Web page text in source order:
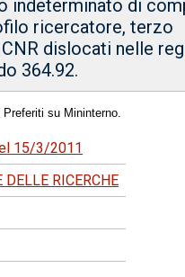
indeterminato di
ricercatore, terzo
dislocati nelle
364.92.
su Mininterno.
15/3/2011
RICERCHE